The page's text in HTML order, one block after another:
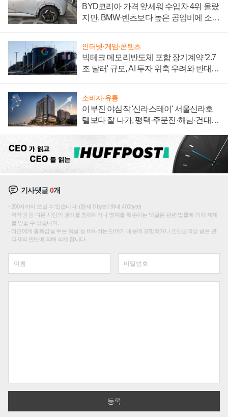
BYD코리아 가격 앞세워 수입차 4위 올랐
지만, BMW·벤츠보다 높은 공임비에 소비
인터넷·게임·콘텐츠
빅테크 메모리반도체 포함 장기계약 '2.7
조 달러' 규모, AI 투자 위축 우려와 반대
소비자·유통
이부진 야심작 '신라스테이' 서울신라호
텔보다 잘 나가, 평택·주문진·해남·건대로
기사댓글0개
200자까지 쓰실 수 있습니다. (현재 0 byte / 최대 400byte)
저작권 등 다른 사람의 권리를 침해하거나 명예를 훼손하는 댓글은 관련 법률에 의해 제재
를 받을 수 있습니다.
타인에게 불쾌감을 주는 욕설 등 비하하는 단어가 내용에 포함되거나 인신공격성 글은 관
리자의 판단에 의해 삭제 합니다.